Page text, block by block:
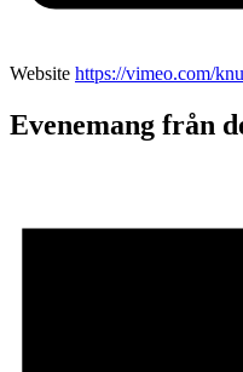
Website https://vimeo.com/
Evenemang från